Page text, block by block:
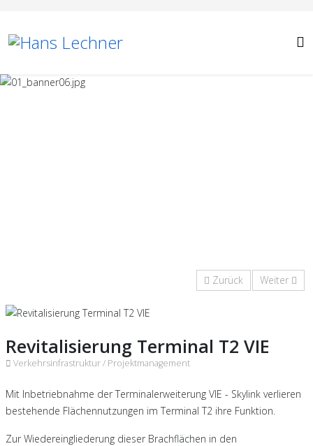
Zurück Weiter
Revitalisierung Terminal T2 VIE
Verkehrsinfrastruktur / Projektmanagement
Mit Inbetriebnahme der Terminalerweiterung VIE - Skylink verlieren
bestehende Flächennutzungen im Terminal T2 ihre Funktion.
Zur Wiedereingliederung dieser Brachflächen in den